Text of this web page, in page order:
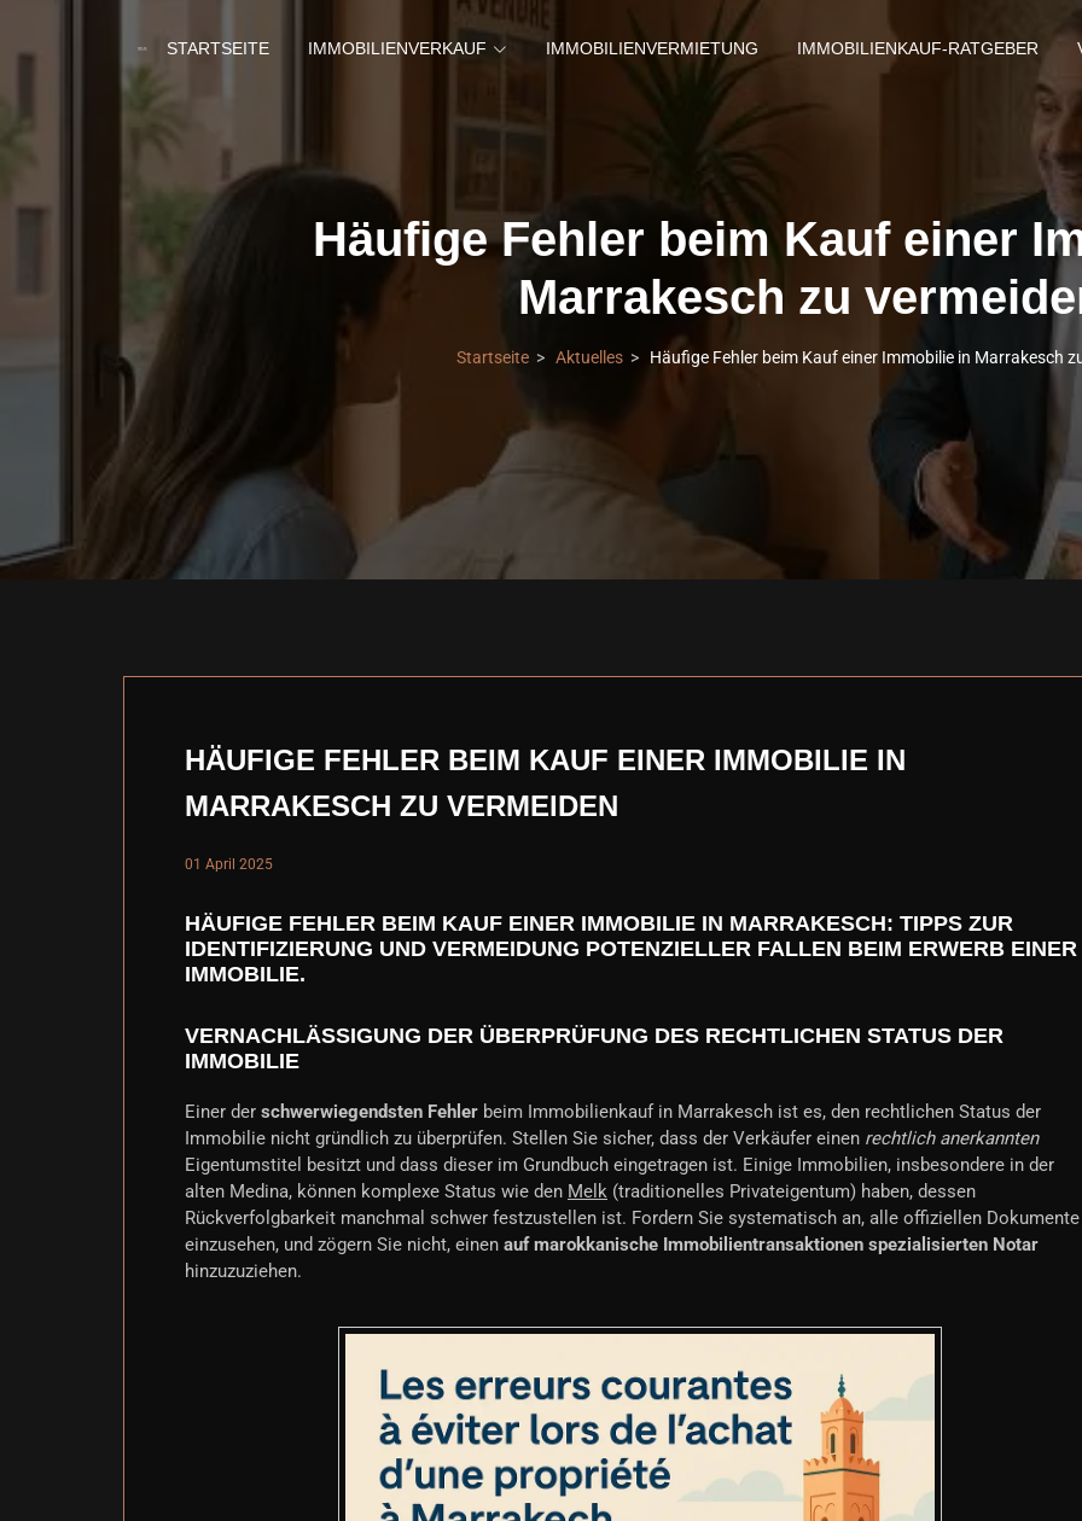
STARTSEITE IMMOBILIENVERKAUF IMMOBILIENVERMIETUNG IMMOBILIENKAUF-RATGEBER
Häufige Fehler beim Kauf einer
Marrakesch zu
Startseite Aktuelles Häufige Fehler beim Kauf einer Immobilie in Marrakesch
HÄUFIGE FEHLER BEIM KAUF EINER IMMOBILIE IN
MARRAKESCH ZU VERMEIDEN
01 April 2025
HÄUFIGE FEHLER BEIM KAUF EINER IMMOBILIE IN MARRAKESCH: TIPPS ZUR
IDENTIFIZIERUNG UND VERMEIDUNG POTENZIELLER FALLEN BEIM ERWERB EINER
IMMOBILIE.
VERNACHLÄSSIGUNG DER ÜBERPRÜFUNG DES RECHTLICHEN STATUS DER
IMMOBILIE
Einer der schwerwiegendsten Fehler beim Immobilienkauf in Marrakesch ist es, den rechtlichen Status der
Immobilie nicht gründlich zu überprüfen. Stellen Sie sicher, dass der Verkäufer einen rechtlich anerkannten
Eigentumstitel besitzt und dass dieser im Grundbuch eingetragen ist. Einige Immobilien, insbesondere in der
alten Medina, können komplexe Status wie den Melk (traditionelles Privateigentum) haben, dessen
Rückverfolgbarkeit manchmal schwer festzustellen ist. Fordern Sie systematisch an, alle offiziellen Dokumente
einzusehen, und zögern Sie nicht, einen auf marokkanische Immobilientransaktionen spezialisierten Notar
hinzuzuziehen.